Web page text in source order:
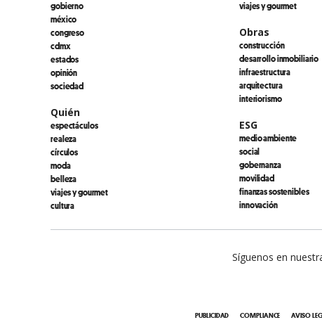
gobierno
méxico
congreso
cdmx
estados
opinión
sociedad
Quién
espectáculos
realeza
círculos
moda
belleza
viajes y gourmet
cultura
viajes y gourmet
Obras
construcción
desarrollo inmobiliario
infraestructura
arquitectura
interiorismo
ESG
medio ambiente
social
gobernanza
movilidad
finanzas sostenibles
innovación
PUBLICIDAD COMPLIANCE AVISO
Síguenos en